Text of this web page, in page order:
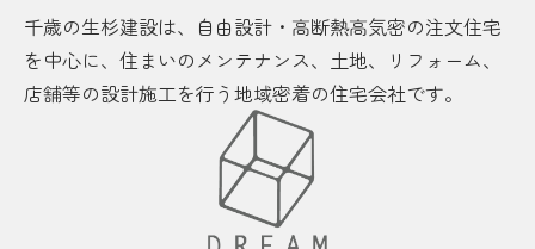
千歳の生杉建設は、自由設計・高断熱高気密の注文住宅
を中心に、住まいのメンテナンス、土地、リフォーム、
店舗等の設計施工を行う地域密着の住宅会社です。